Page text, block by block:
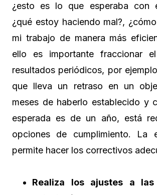
¿esto es lo que esperaba con
¿qué estoy haciendo mal?,
mi trabajo de manera más
ello es importante fraccionar
resultados periódicos, por
que lleva un retraso en un
meses de haberlo establecido y
esperada es de un año, está
opciones de cumplimiento. La
permite hacer los correctivos
Realiza los ajustes a